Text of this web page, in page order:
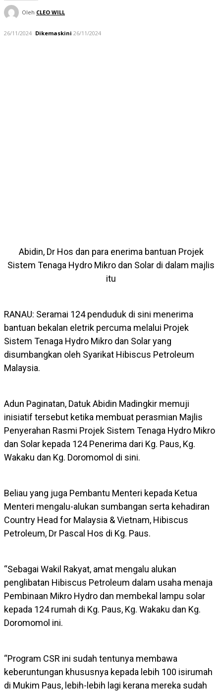
Oleh CLEO WILL
26/11/2024 Dikemaskini 26/11/2024
Abidin, Dr Hos dan para enerima bantuan Projek
Sistem Tenaga Hydro Mikro dan Solar di dalam majlis
itu
RANAU: Seramai 124 penduduk di sini menerima
bantuan bekalan eletrik percuma melalui Projek
Sistem Tenaga Hydro Mikro dan Solar yang
disumbangkan oleh Syarikat Hibiscus Petroleum
Malaysia.
Adun Paginatan, Datuk Abidin Madingkir memuji
inisiatif tersebut ketika membuat perasmian Majlis
Penyerahan Rasmi Projek Sistem Tenaga Hydro Mikro
dan Solar kepada 124 Penerima dari Kg. Paus, Kg.
Wakaku dan Kg. Doromomol di sini.
Beliau yang juga Pembantu Menteri kepada Ketua
Menteri mengalu-alukan sumbangan serta kehadiran
Country Head for Malaysia & Vietnam, Hibiscus
Petroleum, Dr Pascal Hos di Kg. Paus.
“Sebagai Wakil Rakyat, amat mengalu alukan
penglibatan Hibiscus Petroleum dalam usaha menaja
Pembinaan Mikro Hydro dan membekal lampu solar
kepada 124 rumah di Kg. Paus, Kg. Wakaku dan Kg.
Doromomol ini.
“Program CSR ini sudah tentunya membawa
keberuntungan khususnya kepada lebih 100 isirumah
di Mukim Paus, lebih-lebih lagi kerana mereka sudah